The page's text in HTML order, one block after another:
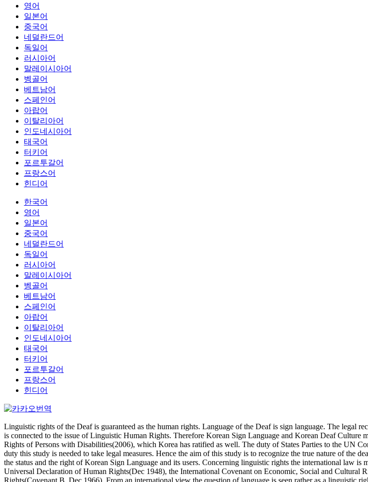
영어
일본어
중국어
네덜란드어
독일어
러시아어
말레이시아어
벵골어
베트남어
스페인어
아랍어
이탈리아어
인도네시아어
태국어
터키어
포르투갈어
프랑스어
힌디어
한국어
영어
일본어
중국어
네덜란드어
독일어
러시아어
말레이시아어
벵골어
베트남어
스페인어
아랍어
이탈리아어
인도네시아어
태국어
터키어
포르투갈어
프랑스어
힌디어
Linguistic rights of the Deaf is guaranteed as the human rights. Language of the Deaf is sign language. The legal
is connected to the issue of Linguistic Human Rights. Therefore Korean Sign Language and Korean Deaf Culture
Rights of Persons with Disabilities(2006), which Korea has ratified as well. The duty of States Parties to the UN
duty this study is needed to take legal measures. Hence the aim of this study is to recognize the true nature of the
the status and the right of Korean Sign Language and its users. Concerning linguistic rights the international law
Universal Declaration of Human Rights(Dec 1948), the International Covenant on Economic, Social and Cultural
Rights(Covenant B, Dec 1966). From an international view the question of language is seen rather as a linguistic